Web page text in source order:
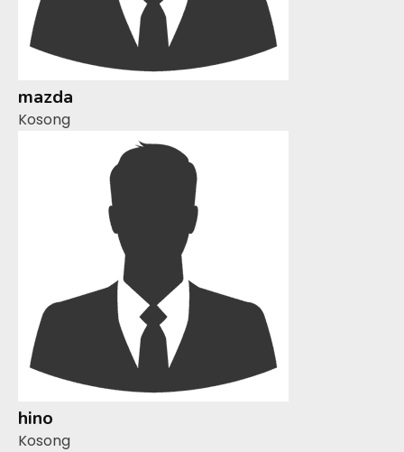
mazda
Kosong
hino
Kosong